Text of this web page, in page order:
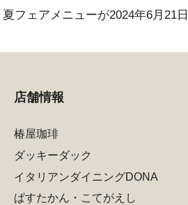
夏フェアメニューが2024年6月21
店舗情報
椿屋珈琲
ダッキーダック
イタリアンダイニングDONA
ぱすたかん・こてがえし